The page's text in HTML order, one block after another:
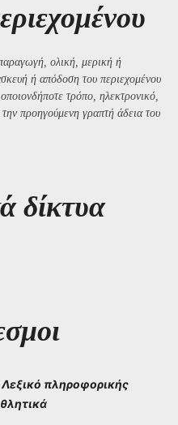
ολική, μερική ή
ή απόδοση του περιεχομένου
τρόπο, ηλεκτρονικό,
προηγούμενη γραπτή άδεια του
δίκτυα
Λεξικό πληροφορικής